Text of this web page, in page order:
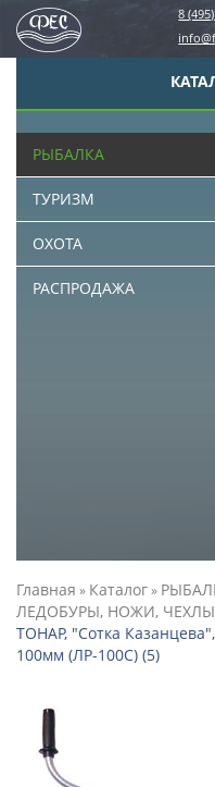
8
РЫБАЛКА
ТУРИЗМ
ОХОТА
РАСПРОДАЖА
Главная » Каталог»
ЛЕДОБУРЫ, НОЖИ,
ТОНАР, "Сотка
100мм (ЛР-100С) (5)